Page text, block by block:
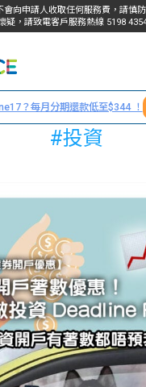
向申請人收取任何服務費，請慎
疑，請致電客戶服務熱線 5198
我們
學生
貸款
貸款
計算
學生
資訊
Blog
大專
常見
問題
？每月分期還款低至$344 ！
#投資